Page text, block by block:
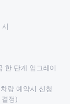
한 단계 업그레이
량 예약시 신청
정)